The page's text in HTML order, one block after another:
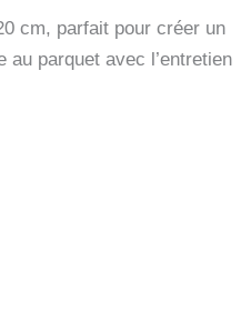
cm, parfait pour créer un
parquet avec l’entretien